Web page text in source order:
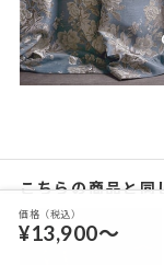
こちらの商品と同
価格（税込）
¥13,900～